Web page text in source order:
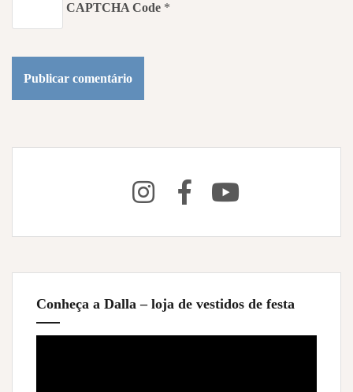
CAPTCHA Code *
Conheça a Dalla – loja de vestidos de festa